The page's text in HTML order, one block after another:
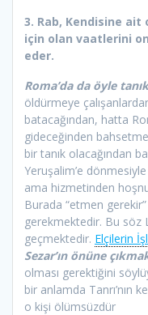
3. Rab, Kendisine
için olan vaatlerini
eder.
Roma’da da öyle
öldürmeye
batacağından, hatta
gideceğinden
bir tanık olacağından
Yeruşalim’e
ama hizmetinden
Burada “etmen
gerekmektedir. Bu söz
geçmektedir. Elçilerin
Sezar’ın önüne
olması gerektiğini
bir anlamda Tanrı’nın
o kişi ölümsüzdür